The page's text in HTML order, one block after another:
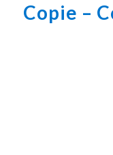
Copie –